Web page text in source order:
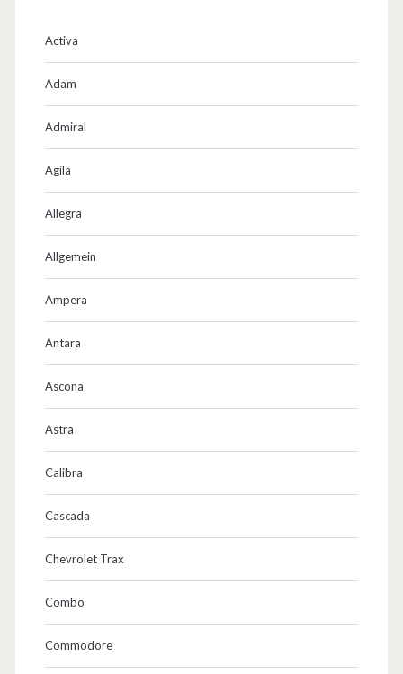
Activa
Adam
Admiral
Agila
Allegra
Allgemein
Ampera
Antara
Ascona
Astra
Calibra
Cascada
Chevrolet Trax
Combo
Commodore